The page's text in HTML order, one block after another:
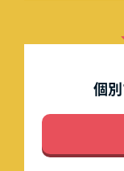
個